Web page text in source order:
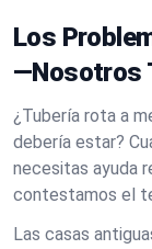
Los
—Nosotros
¿Tubería rota a
debería estar?
necesitas ayuda
contestamos el
Las casas